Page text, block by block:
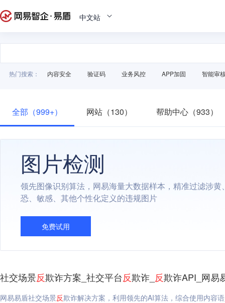
中文站
热门搜索： 内容安全 验证码 业务风控 APP加固 智能审
全部（999+） 网站（130） 帮助中心（933）
图片检测
领先图像识别算法，网易海量大数据样本，精准过滤涉黄
恐、敏感、其他个性化定义的违规图片
免费试用
社交场景反欺诈方案_社交平台反欺诈_ 反欺诈API_网易
网易易盾社交场景反欺诈解决方案，利用领先的AI算法，综合使用内容